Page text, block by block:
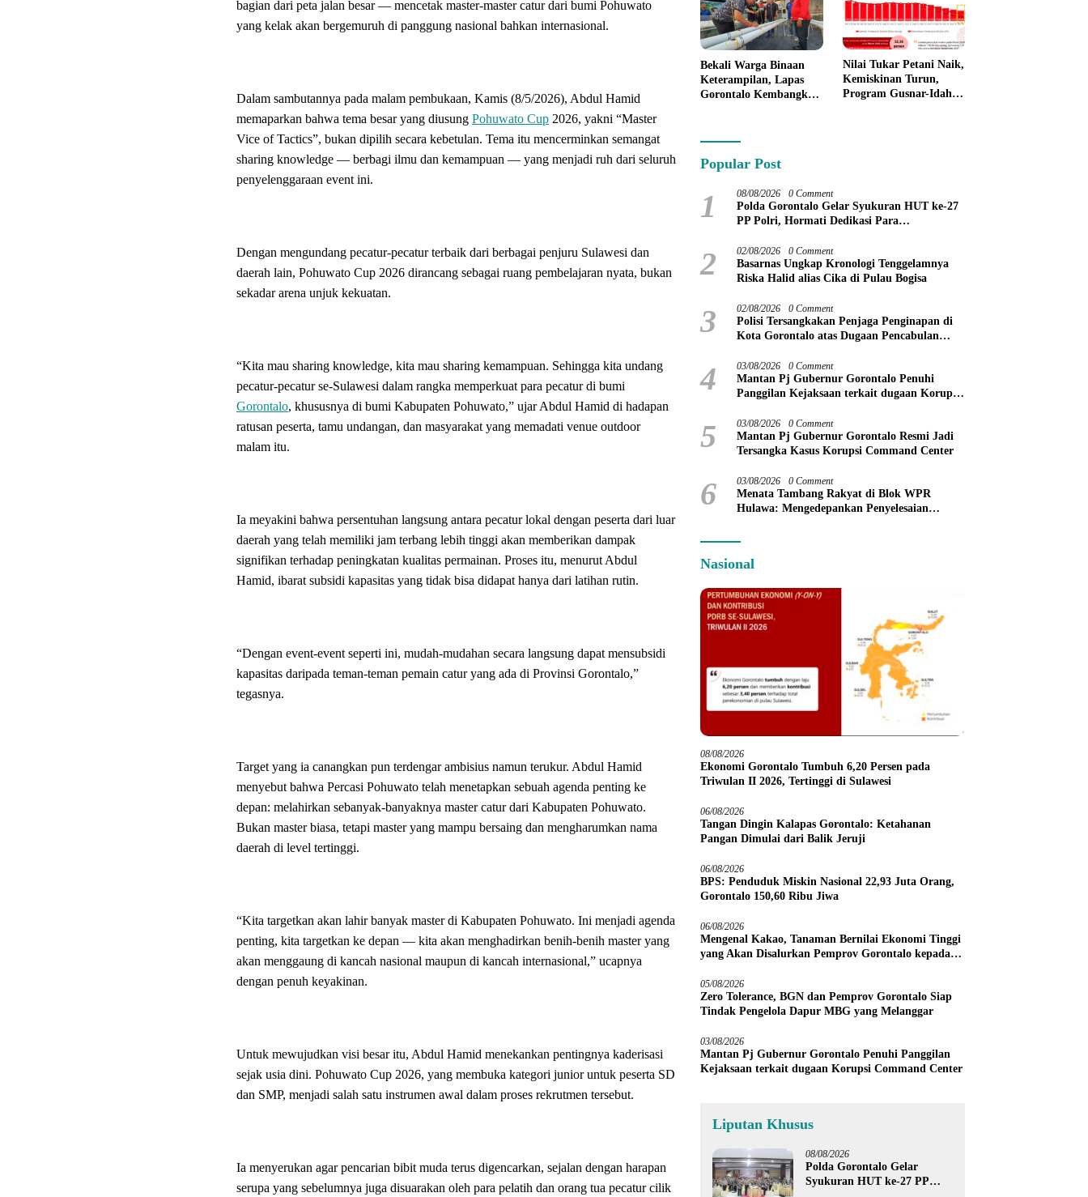
bagian dari peta jalan besar — mencetak master-master catur dari bumi Pohuwato
yang kelak akan bergemuruh di panggung nasional bahkan internasional.
Dalam sambutannya pada malam pembukaan, Kamis (8/5/2026), Abdul Hamid
memaparkan bahwa tema besar yang diusung Pohuwato Cup 2026, yakni “Master
Vice of Tactics”, bukan dipilih secara kebetulan. Tema itu mencerminkan semangat
sharing knowledge — berbagi ilmu dan kemampuan — yang menjadi ruh dari seluruh
penyelenggaraan event ini.
Dengan mengundang pecatur-pecatur terbaik dari berbagai penjuru Sulawesi dan
daerah lain, Pohuwato Cup 2026 dirancang sebagai ruang pembelajaran nyata, bukan
sekadar arena unjuk kekuatan.
“Kita mau sharing knowledge, kita mau sharing kemampuan. Sehingga kita undang
pecatur-pecatur se-Sulawesi dalam rangka memperkuat para pecatur di bumi
Gorontalo, khususnya di bumi Kabupaten Pohuwato,” ujar Abdul Hamid di hadapan
ratusan peserta, tamu undangan, dan masyarakat yang memadati venue outdoor
malam itu.
Ia meyakini bahwa persentuhan langsung antara pecatur lokal dengan peserta dari luar
daerah yang telah memiliki jam terbang lebih tinggi akan memberikan dampak
signifikan terhadap peningkatan kualitas permainan. Proses itu, menurut Abdul
Hamid, ibarat subsidi kapasitas yang tidak bisa didapat hanya dari latihan rutin.
“Dengan event-event seperti ini, mudah-mudahan secara langsung dapat mensubsidi
kapasitas daripada teman-teman pemain catur yang ada di Provinsi Gorontalo,”
tegasnya.
Target yang ia canangkan pun terdengar ambisius namun terukur. Abdul Hamid
menyebut bahwa Percasi Pohuwato telah menetapkan sebuah agenda penting ke
depan: melahirkan sebanyak-banyaknya master catur dari Kabupaten Pohuwato.
Bukan master biasa, tetapi master yang mampu bersaing dan mengharumkan nama
daerah di level tertinggi.
“Kita targetkan akan lahir banyak master di Kabupaten Pohuwato. Ini menjadi agenda
penting, kita targetkan ke depan — kita akan menghadirkan benih-benih master yang
akan menggaung di kancah nasional maupun di kancah internasional,” ucapnya
dengan penuh keyakinan.
Untuk mewujudkan visi besar itu, Abdul Hamid menekankan pentingnya kaderisasi
sejak usia dini. Pohuwato Cup 2026, yang membuka kategori junior untuk peserta SD
dan SMP, menjadi salah satu instrumen awal dalam proses rekrutmen tersebut.
Ia menyerukan agar pencarian bibit muda terus digencarkan, sejalan dengan harapan
serupa yang sebelumnya juga disuarakan oleh para pelatih dan orang tua pecatur cilik
Bekali Warga Binaan
Keterampilan, Lapas
Gorontalo Kembangkan
Nilai Tukar Petani Naik,
Kemiskinan Turun,
Program Gusnar-Idah
Popular Post
1 08/08/2026 0 Comment
Polda Gorontalo Gelar Syukuran HUT ke-27
PP Polri, Hormati Dedikasi Para
2 02/08/2026 0 Comment
Basarnas Ungkap Kronologi Tenggelamnya
Riska Halid alias Cika di Pulau Bogisa
3 02/08/2026 0 Comment
Polisi Tersangkakan Penjaga Penginapan di
Kota Gorontalo atas Dugaan Pencabulan
4 03/08/2026 0 Comment
Mantan Pj Gubernur Gorontalo Penuhi
Panggilan Kejaksaan terkait dugaan Korupsi
5 03/08/2026 0 Comment
Mantan Pj Gubernur Gorontalo Resmi Jadi
Tersangka Kasus Korupsi Command Center
6 03/08/2026 0 Comment
Menata Tambang Rakyat di Blok WPR
Hulawa: Mengedepankan Penyelesaian
Nasional
08/08/2026
Ekonomi Gorontalo Tumbuh 6,20 Persen pada
Triwulan II 2026, Tertinggi di Sulawesi
06/08/2026
Tangan Dingin Kalapas Gorontalo: Ketahanan
Pangan Dimulai dari Balik Jeruji
06/08/2026
BPS: Penduduk Miskin Nasional 22,93 Juta Orang,
Gorontalo 150,60 Ribu Jiwa
06/08/2026
Mengenal Kakao, Tanaman Bernilai Ekonomi Tinggi
yang Akan Disalurkan Pemprov Gorontalo kepada
05/08/2026
Zero Tolerance, BGN dan Pemprov Gorontalo Siap
Tindak Pengelola Dapur MBG yang Melanggar
03/08/2026
Mantan Pj Gubernur Gorontalo Penuhi Panggilan
Kejaksaan terkait dugaan Korupsi Command Center
Liputan Khusus
08/08/2026
Polda Gorontalo Gelar
Syukuran HUT ke-27 PP